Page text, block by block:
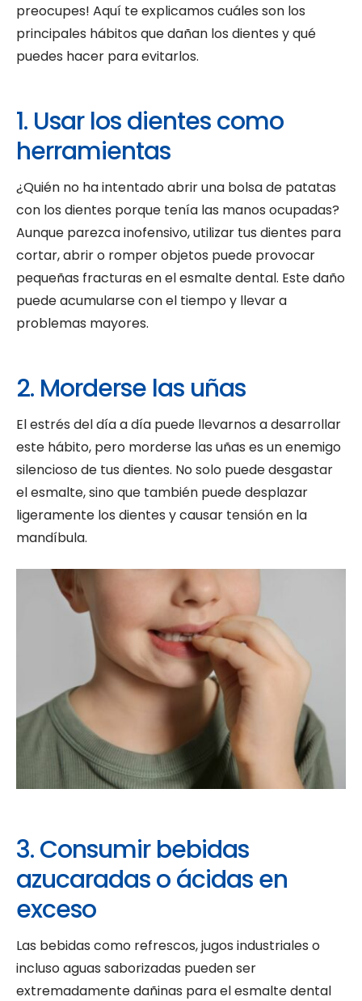
preocupes! Aquí te explicamos cuáles son los
principales hábitos que dañan los dientes y qué
puedes hacer para evitarlos.
1. Usar los dientes como
herramientas
¿Quién no ha intentado abrir una bolsa de patatas
con los dientes porque tenía las manos ocupadas?
Aunque parezca inofensivo, utilizar tus dientes para
cortar, abrir o romper objetos puede provocar
pequeñas fracturas en el esmalte dental. Este daño
puede acumularse con el tiempo y llevar a
problemas mayores.
2. Morderse las uñas
El estrés del día a día puede llevarnos a desarrollar
este hábito, pero morderse las uñas es un enemigo
silencioso de tus dientes. No solo puede desgastar
el esmalte, sino que también puede desplazar
ligeramente los dientes y causar tensión en la
mandíbula.
3. Consumir bebidas
azucaradas o ácidas en
exceso
Las bebidas como refrescos, jugos industriales o
incluso aguas saborizadas pueden ser
extremadamente dañinas para el esmalte dental